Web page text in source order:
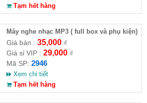
Tạm hết hàng
Máy nghe nhạc MP3 ( full box và phụ kiện)
Giá bán : 35,000₫
Giá sỉ VIP : 29,000₫
Mã SP: 2946
Xem chi tiết
Tạm hết hàng